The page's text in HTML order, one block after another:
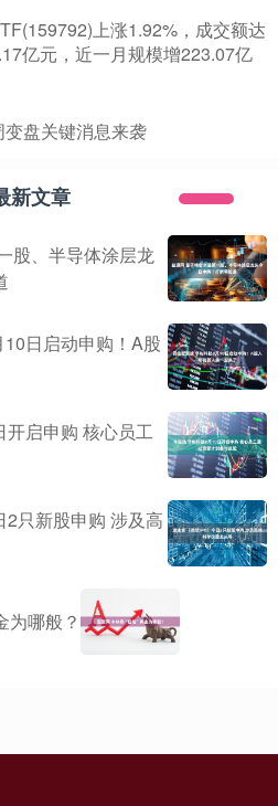
上涨1.92%，成交额达
亿元，近一月规模增223.07亿
盘关键消息来袭
新文章
股、半导体涂层龙
日启动申购！A股
启申购 核心员工
只新股申购 涉及高
为哪般？